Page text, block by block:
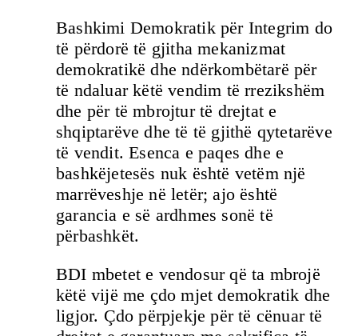
Bashkimi Demokratik për Integrim do
të përdorë të gjitha mekanizmat
demokratikë dhe ndërkombëtarë për
të ndaluar këtë vendim të rrezikshëm
dhe për të mbrojtur të drejtat e
shqiptarëve dhe të të gjithë qytetarëve
të vendit. Esenca e paqes dhe e
bashkëjetesës nuk është vetëm një
marrëveshje në letër; ajo është
garancia e së ardhmes sonë të
përbashkët.
BDI mbetet e vendosur që ta mbrojë
këtë vijë me çdo mjet demokratik dhe
ligjor. Çdo përpjekje për të cënuar të